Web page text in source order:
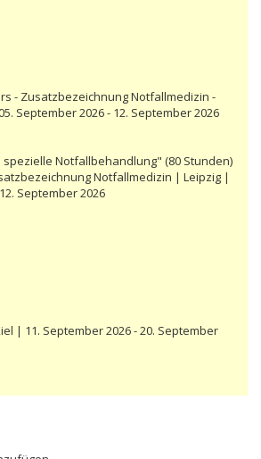
- Zusatzbezeichnung Notfallmedizin -
September 2026 - 12. September 2026
Notfallbehandlung" (80 Stunden)
Notfallmedizin | Leipzig |
September 2026
| 11. September 2026 - 20. September